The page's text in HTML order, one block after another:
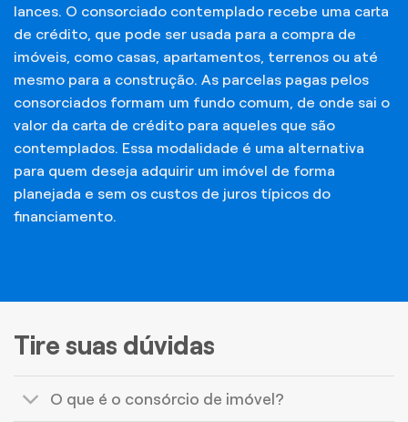
lances. O consorciado contemplado recebe uma carta
de crédito, que pode ser usada para a compra de
imóveis, como casas, apartamentos, terrenos ou até
mesmo para a construção. As parcelas pagas pelos
consorciados formam um fundo comum, de onde sai o
valor da carta de crédito para aqueles que são
contemplados. Essa modalidade é uma alternativa
para quem deseja adquirir um imóvel de forma
planejada e sem os custos de juros típicos do
financiamento.
Tire suas dúvidas
O que é o consórcio de imóvel?